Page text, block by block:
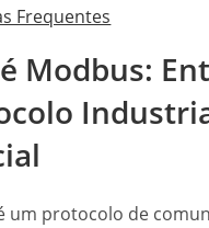
Frequentes
Modbus:
um protocolo de